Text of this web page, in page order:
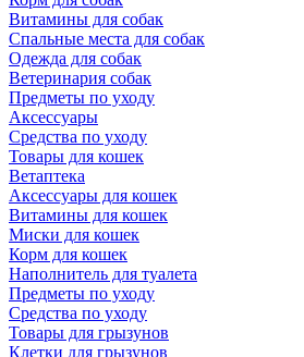
Витамины для собак
Спальные места для собак
Одежда для собак
Ветеринария собак
Предметы по уходу
Аксессуары
Средства по уходу
Товары для кошек
Ветаптека
Аксессуары для кошек
Витамины для кошек
Миски для кошек
Корм для кошек
Наполнитель для туалета
Предметы по уходу
Средства по уходу
Товары для грызунов
Клетки для грызунов